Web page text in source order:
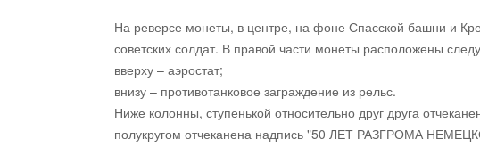
На реверсе монеты, в центре, на фоне Спасской башни и
советских солдат. В правой части монеты расположены
вверху – аэростат;
внизу – противотанковое заграждение из рельс.
Ниже колонны, ступенькой относительно друг друга
полукругом отчеканена надпись "50 ЛЕТ РАЗГРОМА